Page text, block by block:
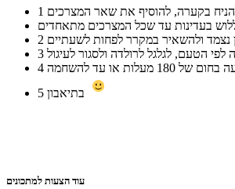
1 בקערה, להוסיף את שאר המצרכים
2
3
4
5
עוד הצעות למתכונים